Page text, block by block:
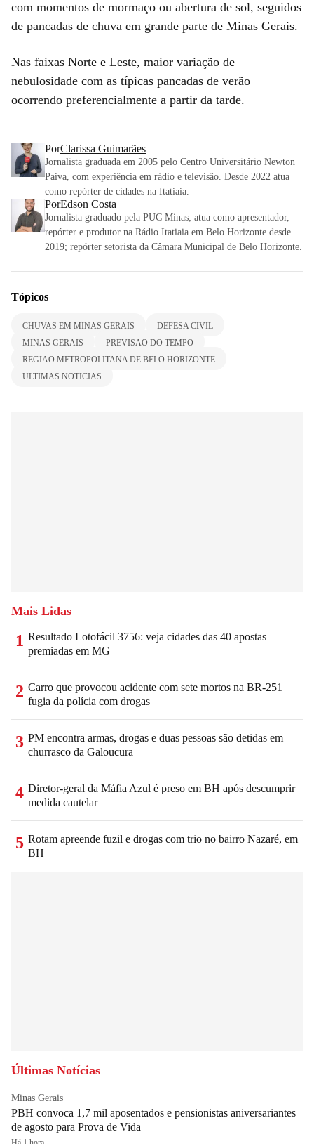
com momentos de mormaço ou abertura de sol, seguidos
de pancadas de chuva em grande parte de Minas Gerais.
Nas faixas Norte e Leste, maior variação de
nebulosidade com as típicas pancadas de verão
ocorrendo preferencialmente a partir da tarde.
PorClarissa Guimarães
Jornalista graduada em 2005 pelo Centro Universitário Newton
Paiva, com experiência em rádio e televisão. Desde 2022 atua
como repórter de cidades na Itatiaia.
PorEdson Costa
Jornalista graduado pela PUC Minas; atua como apresentador,
repórter e produtor na Rádio Itatiaia em Belo Horizonte desde
2019; repórter setorista da Câmara Municipal de Belo Horizonte.
Tópicos
CHUVAS EM MINAS GERAIS
DEFESA CIVIL
MINAS GERAIS
PREVISAO DO TEMPO
REGIAO METROPOLITANA DE BELO HORIZONTE
ULTIMAS NOTICIAS
Mais Lidas
1 Resultado Lotofácil 3756: veja cidades das 40 apostas
premiadas em MG
2 Carro que provocou acidente com sete mortos na BR-251
fugia da polícia com drogas
3 PM encontra armas, drogas e duas pessoas são detidas em
churrasco da Galoucura
4 Diretor-geral da Máfia Azul é preso em BH após descumprir
medida cautelar
5 Rotam apreende fuzil e drogas com trio no bairro Nazaré, em
BH
Últimas Notícias
Minas Gerais
PBH convoca 1,7 mil aposentados e pensionistas aniversariantes
de agosto para Prova de Vida